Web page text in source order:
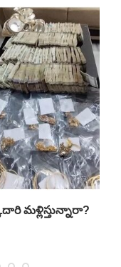
మళ్లిస్తున్నారా?